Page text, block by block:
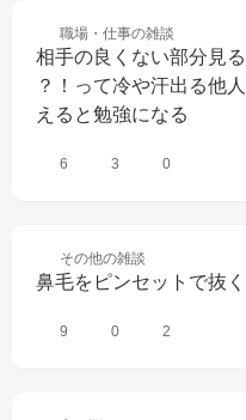
職場・仕事の雑談
相手の良くない部分見
？！って冷や汗出る他
えると勉強になる
6 3 0
その他の雑談
鼻毛をピンセットで抜
9 0 2